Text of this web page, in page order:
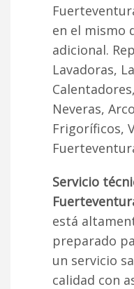
en el mismo
adicional.
Lavadoras,
Neveras,
Frigoríficos,
Servicio
está
preparado
un servicio
calidad con